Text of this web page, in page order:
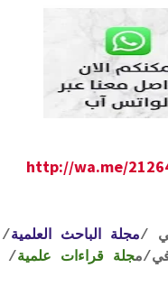
http://wa.me/
/مجلة الباحث العلمية/
/مجلة قراءات علمية/